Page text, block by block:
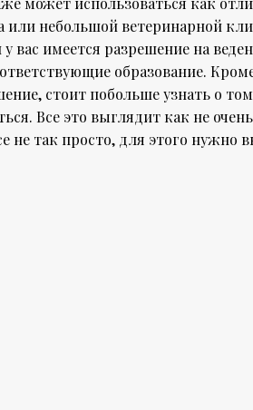
или небольшой ветеринарной
вас имеется разрешение на
образование.
стоит побольше узнать о
Все это выглядит как не очень
не так просто, для этого нужно